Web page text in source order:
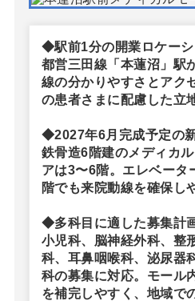
◆駅前1分の開業ロケー
都営三田線「本蓮沼」駅
線の分かりやすさとアク
の患者さまに配慮した立
◆2027年6月完成予定の
鉄骨造6階建のメディカ
アは3〜6階。エレベータ
階でも来院動線を確保し
◆多科目に適した募集計
小児科、脳神経外科、整
科、耳鼻咽喉科、泌尿器
科の募集に対応。モール
を補完しやすく、地域で